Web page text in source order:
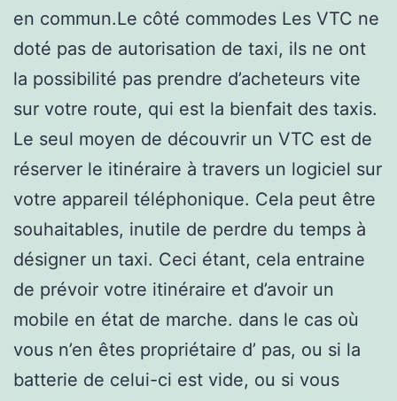
en commun.Le côté commodes Les VTC ne
doté pas de autorisation de taxi, ils ne ont
la possibilité pas prendre d’acheteurs vite
sur votre route, qui est la bienfait des taxis.
Le seul moyen de découvrir un VTC est de
réserver le itinéraire à travers un logiciel sur
votre appareil téléphonique. Cela peut être
souhaitables, inutile de perdre du temps à
désigner un taxi. Ceci étant, cela entraine
de prévoir votre itinéraire et d’avoir un
mobile en état de marche. dans le cas où
vous n’en êtes propriétaire d’ pas, ou si la
batterie de celui-ci est vide, ou si vous